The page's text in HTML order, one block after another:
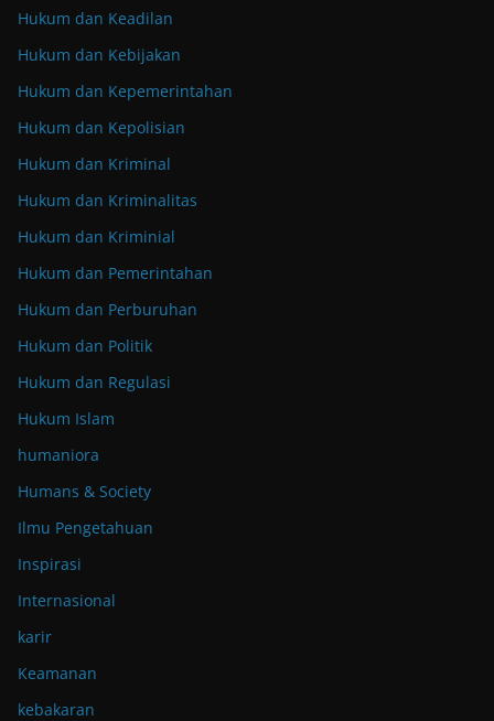
Hukum dan Keadilan
Hukum dan Kebijakan
Hukum dan Kepemerintahan
Hukum dan Kepolisian
Hukum dan Kriminal
Hukum dan Kriminalitas
Hukum dan Kriminial
Hukum dan Pemerintahan
Hukum dan Perburuhan
Hukum dan Politik
Hukum dan Regulasi
Hukum Islam
humaniora
Humans & Society
Ilmu Pengetahuan
Inspirasi
Internasional
karir
Keamanan
kebakaran